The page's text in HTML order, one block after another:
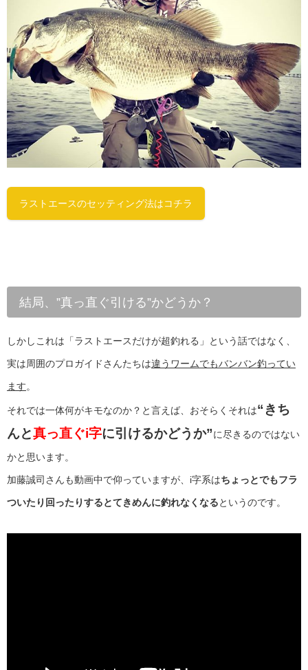
ラストエースのセッティング法はコチラ
結局、”真っ直ぐ引ける”かどうか？
しかしこれは「ラストエースだけが超釣れる」という話ではなく、
実は周囲のプロガイドさんたちは違うワームでもバンバン釣ってい
ます。
それでは一体何がキモなのか？と言えば、おそらくそれは“きち
んと真っ直ぐi字に引けるかどうか”に尽きるのではない
かと思います。
加藤誠司さんも動画中で仰っていますが、i字系はちょっとでもフラ
ついたり回ったりするとてきめんに釣れなくなるというのです。